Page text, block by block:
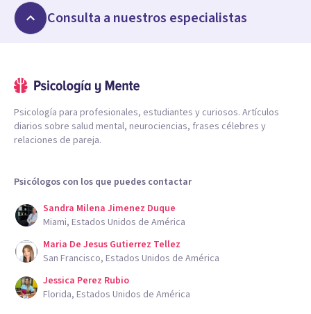
Consulta a nuestros especialistas
Psicología para profesionales, estudiantes y curiosos. Artículos
diarios sobre salud mental, neurociencias, frases célebres y
relaciones de pareja.
Psicólogos con los que puedes contactar
Sandra Milena Jimenez Duque
Miami, Estados Unidos de América
Maria De Jesus Gutierrez Tellez
San Francisco, Estados Unidos de América
Jessica Perez Rubio
Florida, Estados Unidos de América